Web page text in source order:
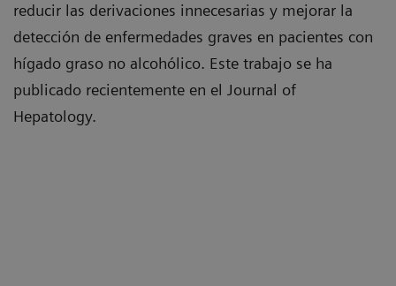
reducir las derivaciones innecesarias y mejorar la
detección de enfermedades graves en pacientes con
hígado graso no alcohólico. Este trabajo se ha
publicado recientemente en el Journal of
Hepatology.